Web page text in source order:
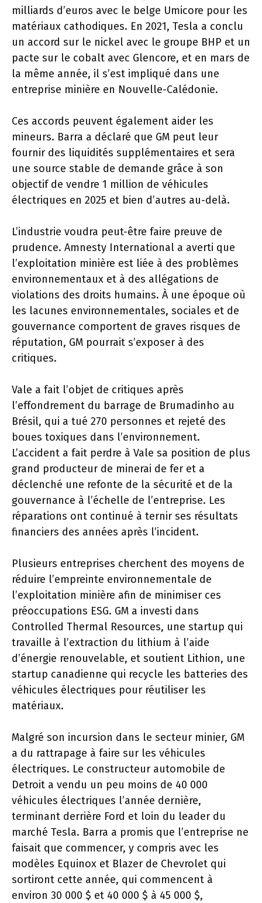
milliards d’euros avec le belge Umicore pour les
matériaux cathodiques. En 2021, Tesla a conclu
un accord sur le nickel avec le groupe BHP et un
pacte sur le cobalt avec Glencore, et en mars de
la même année, il s’est impliqué dans une
entreprise minière en Nouvelle-Calédonie.
Ces accords peuvent également aider les
mineurs. Barra a déclaré que GM peut leur
fournir des liquidités supplémentaires et sera
une source stable de demande grâce à son
objectif de vendre 1 million de véhicules
électriques en 2025 et bien d’autres au-delà.
L’industrie voudra peut-être faire preuve de
prudence. Amnesty International a averti que
l’exploitation minière est liée à des problèmes
environnementaux et à des allégations de
violations des droits humains. À une époque où
les lacunes environnementales, sociales et de
gouvernance comportent de graves risques de
réputation, GM pourrait s’exposer à des
critiques.
Vale a fait l’objet de critiques après
l’effondrement du barrage de Brumadinho au
Brésil, qui a tué 270 personnes et rejeté des
boues toxiques dans l’environnement.
L’accident a fait perdre à Vale sa position de plus
grand producteur de minerai de fer et a
déclenché une refonte de la sécurité et de la
gouvernance à l’échelle de l’entreprise. Les
réparations ont continué à ternir ses résultats
financiers des années après l’incident.
Plusieurs entreprises cherchent des moyens de
réduire l’empreinte environnementale de
l’exploitation minière afin de minimiser ces
préoccupations ESG. GM a investi dans
Controlled Thermal Resources, une startup qui
travaille à l’extraction du lithium à l’aide
d’énergie renouvelable, et soutient Lithion, une
startup canadienne qui recycle les batteries des
véhicules électriques pour réutiliser les
matériaux.
Malgré son incursion dans le secteur minier, GM
a du rattrapage à faire sur les véhicules
électriques. Le constructeur automobile de
Detroit a vendu un peu moins de 40 000
véhicules électriques l’année dernière,
terminant derrière Ford et loin du leader du
marché Tesla. Barra a promis que l’entreprise ne
faisait que commencer, y compris avec les
modèles Equinox et Blazer de Chevrolet qui
sortiront cette année, qui commencent à
environ 30 000 $ et 40 000 $ à 45 000 $,